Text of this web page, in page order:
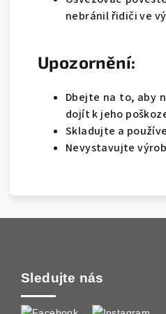
nebránil řidiči ve
Upozornění:
Dbejte na to, aby
dojít k jeho
Skladujte a
Nevystavujte
Sledujte nás